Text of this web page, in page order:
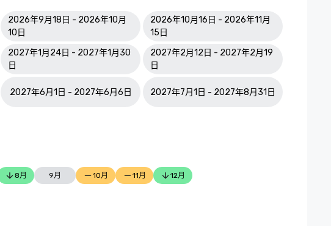
2026年9月18日 - 2026年10月
10日
2026年10月16日 - 2026年11月
15日
2027年1月24日 - 2027年1月30
日
2027年2月12日 - 2027年2月19
日
2027年6月1日 - 2027年6月6日 2027年7月1日 - 2027年8月31日
8月 9月 10月 11月 12月